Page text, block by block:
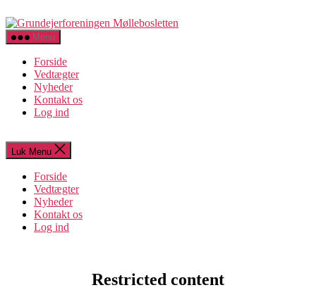
til
indholdet
Menu
Forside
Vedtægter
Nyheder
Kontakt os
Log ind
Luk Menu
Forside
Vedtægter
Nyheder
Kontakt os
Log ind
Restricted content